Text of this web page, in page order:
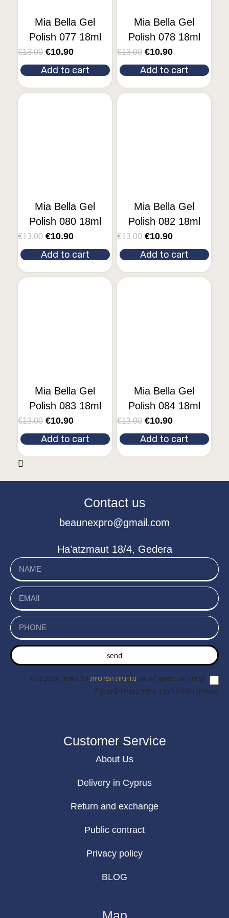
Mia Bella Gel
Polish 077 18ml
€13.00 €10.90
Add to cart
Mia Bella Gel
Polish 078 18ml
€13.00 €10.90
Add to cart
Mia Bella Gel
Polish 080 18ml
€13.00 €10.90
Add to cart
Mia Bella Gel
Polish 082 18ml
€13.00 €10.90
Add to cart
Mia Bella Gel
Polish 083 18ml
€13.00 €10.90
Add to cart
Mia Bella Gel
Polish 084 18ml
€13.00 €10.90
Add to cart
Contact us
beaunexpro@gmail.com
Ha’atzmaut 18/4, Gedera
send
קראתי ואני מאשר/ת את מדיניות הפרטיות של האתר, ומסכים/ה
לשמירת המידע לצורך טיפול בפנייתי (חובה) *
Customer Service
About Us
Delivery in Cyprus
Return and exchange
Public contract
Privacy policy
BLOG